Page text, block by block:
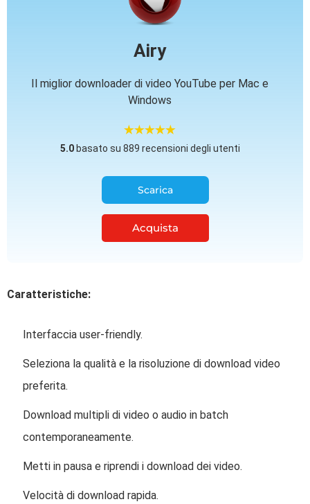
Airy
Il miglior downloader di video YouTube per Mac e
Windows
5.0basato su 889 recensioni degli utenti
Scarica
Acquista
Caratteristiche:
Interfaccia user-friendly.
Seleziona la qualità e la risoluzione di download video
preferita.
Download multipli di video o audio in batch
contemporaneamente.
Metti in pausa e riprendi i download dei video.
Velocità di download rapida.